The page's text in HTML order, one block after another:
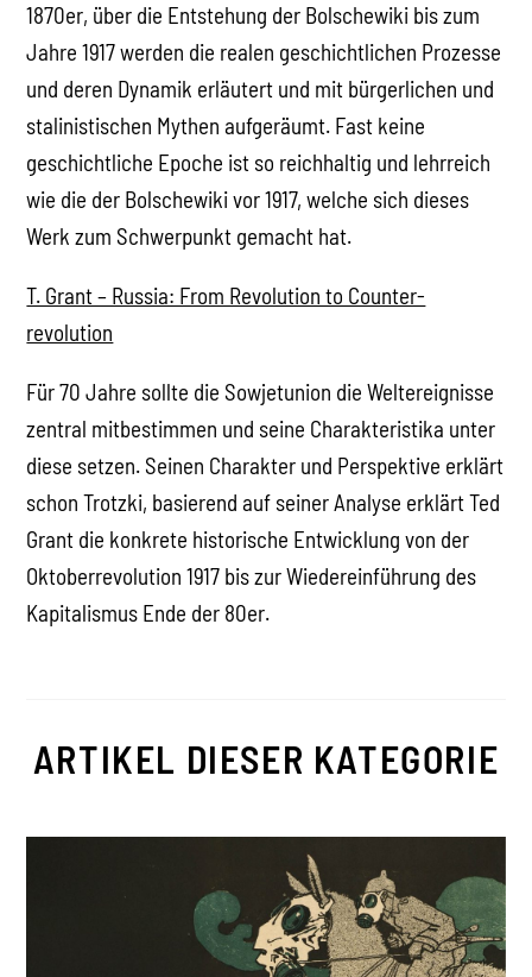
1870er, über die Entstehung der Bolschewiki bis zum
Jahre 1917 werden die realen geschichtlichen Prozesse
und deren Dynamik erläutert und mit bürgerlichen und
stalinistischen Mythen aufgeräumt. Fast keine
geschichtliche Epoche ist so reichhaltig und lehrreich
wie die der Bolschewiki vor 1917, welche sich dieses
Werk zum Schwerpunkt gemacht hat.
T. Grant – Russia: From Revolution to Counter-
revolution
Für 70 Jahre sollte die Sowjetunion die Weltereignisse
zentral mitbestimmen und seine Charakteristika unter
diese setzen. Seinen Charakter und Perspektive erklärt
schon Trotzki, basierend auf seiner Analyse erklärt Ted
Grant die konkrete historische Entwicklung von der
Oktoberrevolution 1917 bis zur Wiedereinführung des
Kapitalismus Ende der 80er.
ARTIKEL DIESER KATEGORIE